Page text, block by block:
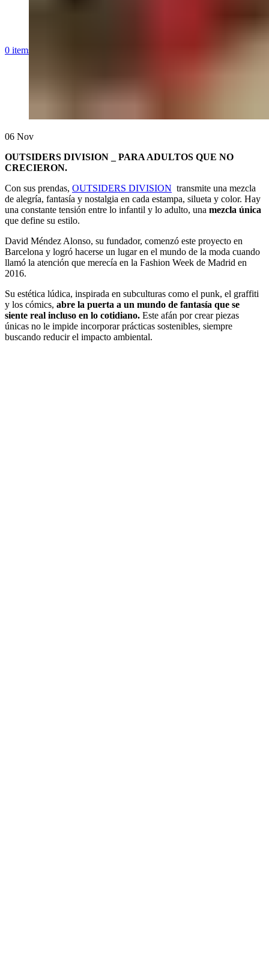
0 items
06 Nov
OUTSIDERS DIVISION _ PARA ADULTOS QUE NO
CRECIERON.
Con sus prendas, OUTSIDERS DIVISION transmite una mezcla
de alegría, fantasía y nostalgia en cada estampa, silueta y color. Hay
una constante tensión entre lo infantil y lo adulto, una mezcla única
que define su estilo.
David Méndez Alonso, su fundador, comenzó este proyecto en
Barcelona y logró hacerse un lugar en el mundo de la moda cuando
llamó la atención que merecía en la Fashion Week de Madrid en
2016.
Su estética lúdica, inspirada en subculturas como el punk, el graffiti
y los cómics, abre la puerta a un mundo de fantasía que se
siente real incluso en lo cotidiano. Este afán por crear piezas
únicas no le impide incorporar prácticas sostenibles, siempre
buscando reducir el impacto ambiental.